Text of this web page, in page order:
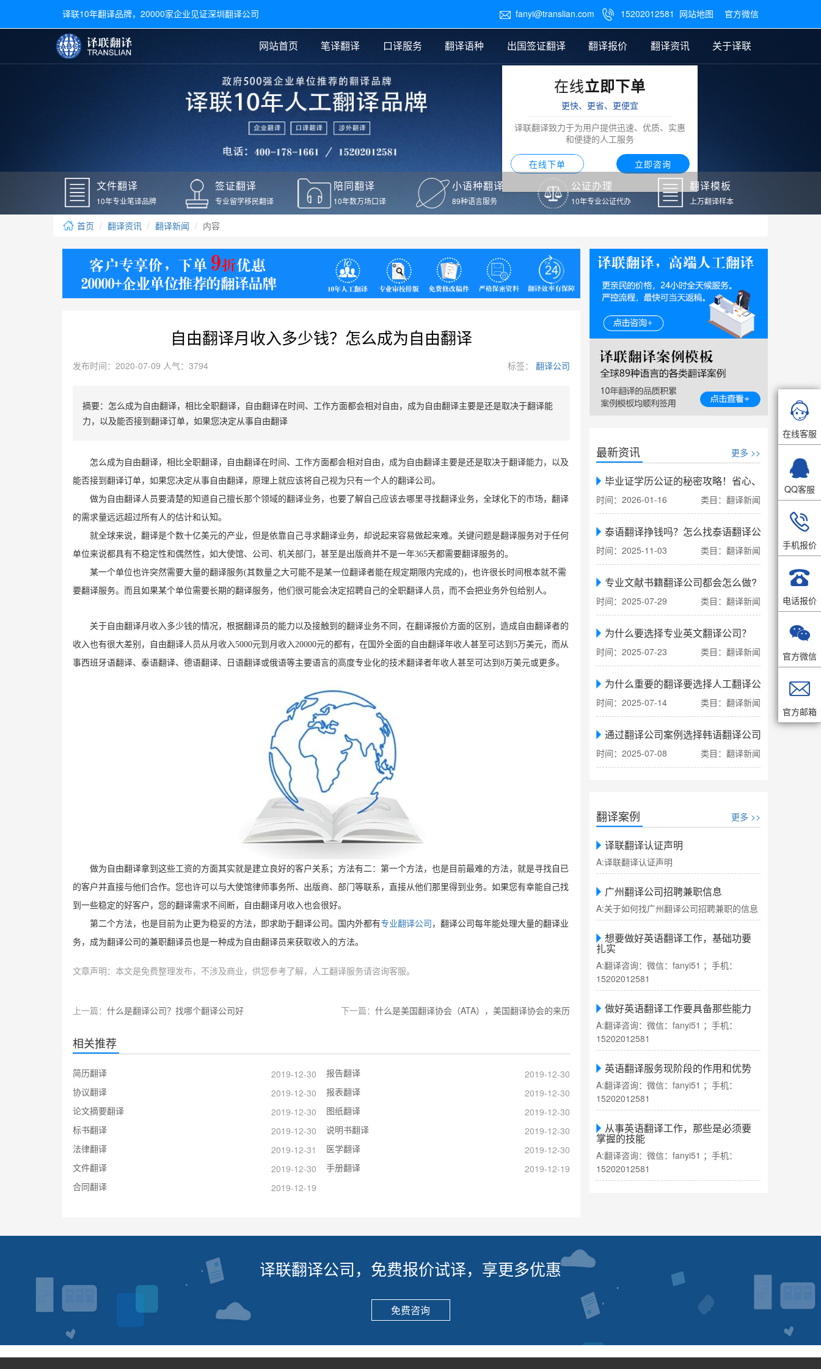
译联10年翻译品牌，20000家企业见证深圳翻译公司  fanyi@translian.com  15202012581 网站地图 官方微信
网站首页 笔译翻译
文件翻译 医学翻译 法律翻译 说明书翻译 图纸翻译
口译服务
广交会翻译 交替传译 同声传译
翻译语种
常用语种翻译
日语翻译
德语翻译
老挝语翻译 泰语翻译
葡萄牙语翻译
出国签证翻译
毕业证翻译
户口本翻译
学位证翻译
身份证翻译
签证材料翻译
银行流水翻译
驾照翻译
疫苗本翻译
新冠疫苗接种证明翻译
核酸检测报告英文版翻
译
翻译报价
笔译翻译报价
证件翻译报价
翻译资讯
公证样本
签证翻译
口译新闻
翻译新闻
关于译联
在线立即下单
更快、更省、更便宜
译联翻译致力于为用户提供迅速、优质、实惠
和便捷的人工服务
在线下单 立即咨询
文件翻译
10年专业笔译品牌
签证翻译
专业留学移民翻译
陪同翻译
10年数万场口译
小语种翻译
89种语言服务
公证办理
10年专业公证代办
翻译模板
上万翻译样本
首页 翻译资讯 翻译新闻 内容
自由翻译月收入多少钱？怎么成为自由翻译
发布时间：2020-07-09 人气：3794 标签： 翻译公司
摘要：怎么成为自由翻译，相比全职翻译，自由翻译在时间、工作方面都会相对自由，成为自由翻译主要是还是取决于翻译能
力，以及能否接到翻译订单，如果您决定从事自由翻译
怎么成为自由翻译，相比全职翻译，自由翻译在时间、工作方面都会相对自由，成为自由翻译主要是还是取决于翻译能力，以及
能否接到翻译订单，如果您决定从事自由翻译，原理上就应该将自己视为只有一个人的翻译公司。
做为自由翻译人员要清楚的知道自己擅长那个领域的翻译业务，也要了解自己应该去哪里寻找翻译业务，全球化下的市场，翻译
的需求量远远超过所有人的估计和认知。
就全球来说，翻译是个数十亿美元的产业，但是依靠自己寻求翻译业务，却说起来容易做起来难。关键问题是翻译服务对于任何
单位来说都具有不稳定性和偶然性，如大使馆、公司、机关部门，甚至是出版商并不是一年365天都需要翻译服务的。
某一个单位也许突然需要大量的翻译服务(其数量之大可能不是某一位翻译者能在规定期限内完成的)，也许很长时间根本就不需
要翻译服务。而且如果某个单位需要长期的翻译服务，他们很可能会决定招聘自己的全职翻译人员，而不会把业务外包给别人。
关于自由翻译月收入多少钱的情况，根据翻译员的能力以及接触到的翻译业务不同，在翻译报价方面的区别，造成自由翻译者的
收入也有很大差别，自由翻译人员从月收入5000元到月收入20000元的都有，在国外全面的自由翻译年收人甚至可达到5万美元，而从
事西班牙语翻译、泰语翻译、德语翻译、日语翻译或俄语等主要语言的高度专业化的技术翻译者年收人甚至可达到8万美元或更多。
做为自由翻译拿到这些工资的方面其实就是建立良好的客户关系；方法有二：第一个方法，也是目前最难的方法，就是寻找自已
的客户并直接与他们合作。您也许可以与大使馆律师事务所、出版商、部门等联系，直接从他们那里得到业务。如果您有幸能自己找
到一些稳定的好客户，您的翻译需求不间断，自由翻译月收入也会很好。
第二个方法，也是目前为止更为稳妥的方法，即求助于翻译公司。国内外都有专业翻译公司 ，翻译公司每年能处理大量的翻译业
务，成为翻译公司的兼职翻译员也是一种成为自由翻译员来获取收入的方法。
文章声明：本文是免费整理发布，不涉及商业，供您参考了解，人工翻译服务请咨询客服。
上一篇： 什么是翻译公司？找哪个翻译公司好 下一篇： 什么是美国翻译协会（ATA），美国翻译协会的来历
相关推荐
简历翻译 2019-12-30 报告翻译
2019-12-30
协议翻译
2019-12-30 报表翻译
2019-12-30
论文摘要翻译
2019-12-30 图纸翻译
2019-12-30
标书翻译
2019-12-30 说明书翻译
2019-12-30
法律翻译
2019-12-31 医学翻译
2019-12-30
文件翻译
2019-12-30 手册翻译
2019-12-19
合同翻译
2019-12-19
最新资讯 更多 >>
毕业证学历公证的秘密攻略！省心、省力、省时
时间：2026-01-16 类目：翻译新闻
泰语翻译挣钱吗？怎么找泰语翻译公司翻译
时间：2025-11-03 类目：翻译新闻
专业文献书籍翻译公司都会怎么做?
时间：2025-07-29 类目：翻译新闻
为什么要选择专业英文翻译公司？
时间：2025-07-23 类目：翻译新闻
为什么重要的翻译要选择人工翻译公司
时间：2025-07-14 类目：翻译新闻
通过翻译公司案例选择韩语翻译公司
时间：2025-07-08 类目：翻译新闻
翻译案例 更多 >>
译联翻译认证声明
A:译联翻译认证声明
广州翻译公司招聘兼职信息
A:关于如何找广州翻译公司招聘兼职的信息
想要做好英语翻译工作，基础功要
扎实
A:翻译咨询：微信：fanyi51 ；手机：
15202012581
做好英语翻译工作要具备那些能力
A:翻译咨询：微信：fanyi51 ；手机：
15202012581
英语翻译服务现阶段的作用和优势
A:翻译咨询：微信：fanyi51 ；手机：
15202012581
从事英语翻译工作，那些是必须要
掌握的技能
A:翻译咨询：微信：fanyi51 ；手机：
15202012581
译联翻译公司，免费报价试译，享更多优惠
免费咨询

在线客服

QQ客服

手机报价

电话报价

官方微信

官方邮箱